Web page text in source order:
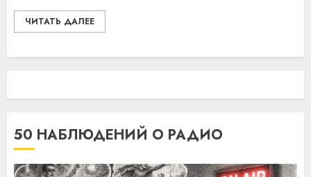
ЧИТАТЬ ДАЛЕЕ
50 НАБЛЮДЕНИЙ О РАДИО